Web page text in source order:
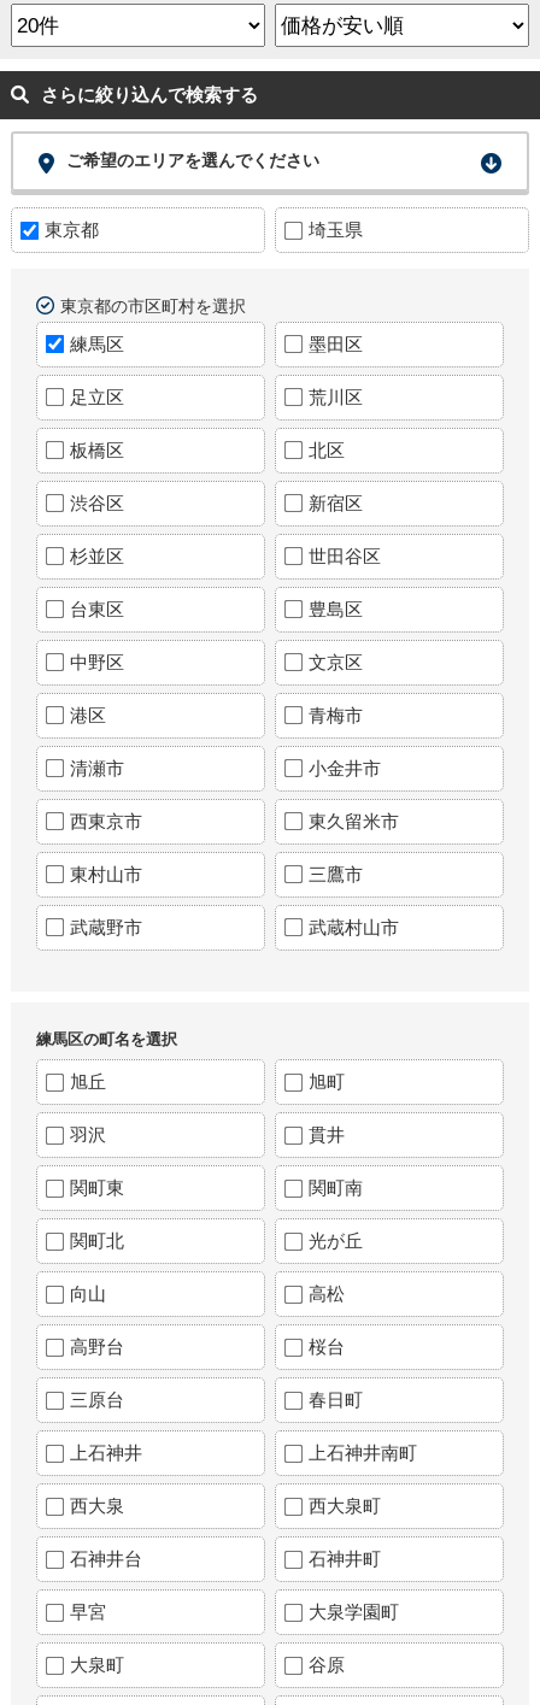
さらに絞り込んで検索する
ご希望のエリアを選んでください
東京都 埼玉県
東京都の市区町村を選択
練馬区 墨田区
足立区 荒川区
板橋区 北区
渋谷区 新宿区
杉並区 世田谷区
台東区 豊島区
中野区 文京区
港区 青梅市
清瀬市 小金井市
西東京市 東久留米市
東村山市 三鷹市
武蔵野市 武蔵村山市
練馬区の町名を選択
旭丘 旭町
羽沢 貫井
関町東 関町南
関町北 光が丘
向山 高松
高野台 桜台
三原台 春日町
上石神井 上石神井南町
西大泉 西大泉町
石神井台 石神井町
早宮 大泉学園町
大泉町 谷原